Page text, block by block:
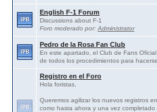
English F-1 Forum
Discussions about F-1
Foro moderado por: Administrator
Pedro de la Rosa Fan Club
En este apartado, el Club de Fans
de todos los procedimientos para
Registro en el Foro
Hola foristas,
Queremos agilizar los nuevos registros
como hasta ahora y una vez